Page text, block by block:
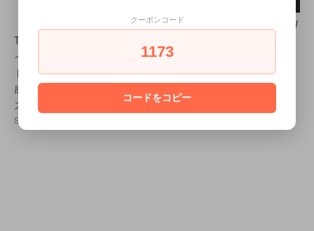
TE セメントクレ
イ 115g レイライ
ト｜マット系・束
感・メンズワック
ス・理美容室向け
SOLD OUT
(特価) REUZEL （ル
スチャーパウダー 1
5g
LUDLOW BLUNT W
クーポンコード
1173
コードをコピー